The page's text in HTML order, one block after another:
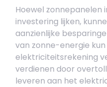
Hoewel zonnepanelen
investering lijken,
aanzienlijke
van zonne-energie kun
elektriciteitsrekening
verdienen door
leveren aan het